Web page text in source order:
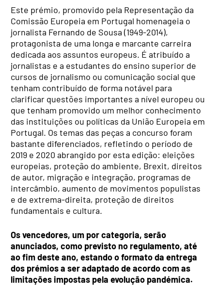
Este prémio, promovido pela Representação da
Comissão Europeia em Portugal homenageia o
jornalista Fernando de Sousa (1949-2014),
protagonista de uma longa e marcante carreira
dedicada aos assuntos europeus. É atribuído a
jornalistas e a estudantes do ensino superior de
cursos de jornalismo ou comunicação social que
tenham contribuído de forma notável para
clarificar questões importantes a nível europeu ou
que tenham promovido um melhor conhecimento
das instituições ou políticas da União Europeia em
Portugal. Os temas das peças a concurso foram
bastante diferenciados, refletindo o período de
2019 e 2020 abrangido por esta edição: eleições
europeias, proteção do ambiente, Brexit, direitos
de autor, migração e integração, programas de
intercâmbio, aumento de movimentos populistas
e de extrema-direita, proteção de direitos
fundamentais e cultura.
Os vencedores, um por categoria, serão
anunciados, como previsto no regulamento, até
ao fim deste ano, estando o formato da entrega
dos prémios a ser adaptado de acordo com as
limitações impostas pela evolução pandémica.